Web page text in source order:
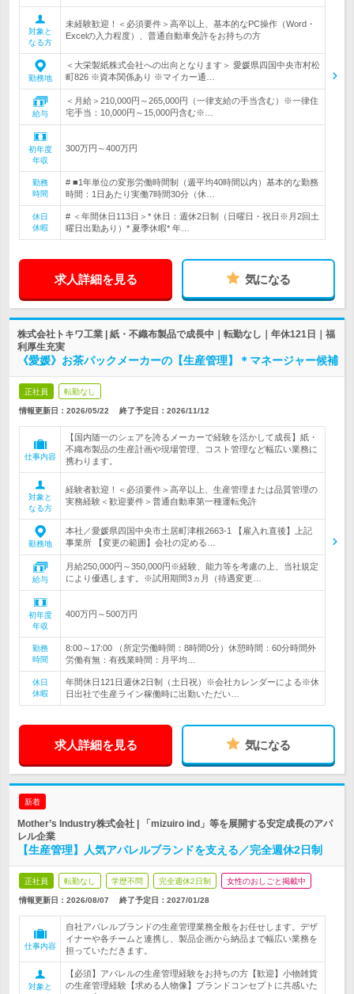
対象と
なる方
未経験歓迎！＜必須要件＞高卒以上、基本的なPC操作（Word・
Excelの入力程度）、普通自動車免許をお持ちの方
勤務地
＜大栄製紙株式会社への出向となります＞ 愛媛県四国中央市村松
町826 ※資本関係あり ※マイカー通…
給与
＜月給＞210,000円～265,000円（一律支給の手当含む）※一律住
宅手当：10,000円～15,000円含む※…
初年度
年収
300万円～400万円
勤務
時間
# ■1年単位の変形労働時間制（週平均40時間以内）基本的な勤務
時間：1日あたり実働7時間30分（休…
休日
休暇
# ＜年間休日113日＞* 休日：週休2日制（日曜日・祝日※月2回土
曜日出勤あり）* 夏季休暇* 年…
求人詳細を見る 気になる
株式会社トキワ工業 | 紙・不織布製品で成長中｜転勤なし｜年休121日｜福
利厚生充実
《愛媛》お茶パックメーカーの【生産管理】＊マネージャー候補
正社員 転勤なし
情報更新日：2026/05/22 終了予定日： 2026/11/12
仕事内容
【国内随一のシェアを誇るメーカーで経験を活かして成長】紙・
不織布製品の生産計画や現場管理、コスト管理など幅広い業務に
携わります。
対象と
なる方
経験者歓迎！＜必須要件＞高卒以上、生産管理または品質管理の
実務経験＜歓迎要件＞普通自動車第一種運転免許
勤務地
本社／愛媛県四国中央市土居町津根2663-1 【雇入れ直後】上記
事業所 【変更の範囲】会社の定める…
給与
月給250,000円～350,000円※経験、能力等を考慮の上、当社規定
により優遇します。※試用期間3ヵ月（待遇変更…
初年度
年収
400万円～500万円
勤務
時間
8:00～17:00 （所定労働時間：8時間0分）休憩時間：60分時間外
労働有無：有残業時間：月平均…
休日
休暇
年間休日121日週休2日制（土日祝）※会社カレンダーによる※休
日出社で生産ライン稼働時に出勤いただい…
求人詳細を見る 気になる
新着
Mother’s Industry株式会社 | 「mizuiro ind」等を展開する安定成長のアパ
レル企業
【生産管理】人気アパレルブランドを支える／完全週休2日制
正社員 転勤なし 学歴不問 完全週休2日制 女性のおしごと掲載中
情報更新日：2026/08/07 終了予定日： 2027/01/28
仕事内容
自社アパレルブランドの生産管理業務全般をお任せします。デザ
イナーや各チームと連携し、製品企画から納品まで幅広い業務を
担っていただきます。
対象と
【必須】アパレルの生産管理経験をお持ちの方【歓迎】小物雑貨
の生産管理経験【求める人物像】ブランドコンセプトに共感いた